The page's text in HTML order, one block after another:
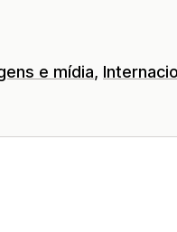
e mídia